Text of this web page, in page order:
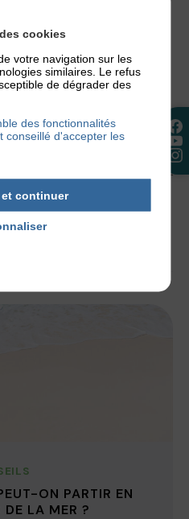
de température
peuvent avoir des
peau. Les personnes
doivent hydrater
les bons réflexes pour
d’eczéma.
2024
ON PARTIR EN
LA MER ?
cookies
votre navigation sur les
similaires. Le refus
de dégrader des
des fonctionnalités
conseillé d'accepter les
continuer